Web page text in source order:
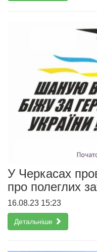
У Черкасах
про полеглих
16.08.23 15:23
Детальніше